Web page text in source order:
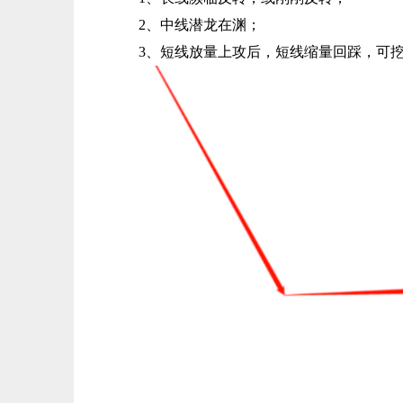
2、中线潜龙在渊；
3、短线放量上攻后，短线缩量回踩，可